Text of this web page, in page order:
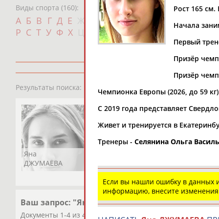
Виды спорта (160):
А Б В Г Д Е И К Л М Н О
П
Р С Т У Ф Х Ш Щ Э Ю Я
с
Результаты поиска: персона
Яна
ДЖУМАЕВА
Ваш запрос: "Яна Джумаева"
Документы 1-4 из 4 найденных уникальных документов
Рост 165 см.
Начала
Первый
Призёр
Призёр
Чемпионка Европы (2026, до 59
C 2019 года представляет
Живет и тренируется в
Тренеры - Селянина Ольга
Если вы нашли ошибку в данных
информацию, внесите изменения